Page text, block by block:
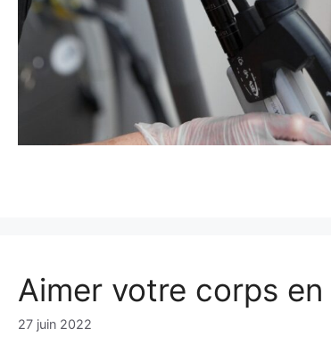
Aimer votre corps
27 juin 2022